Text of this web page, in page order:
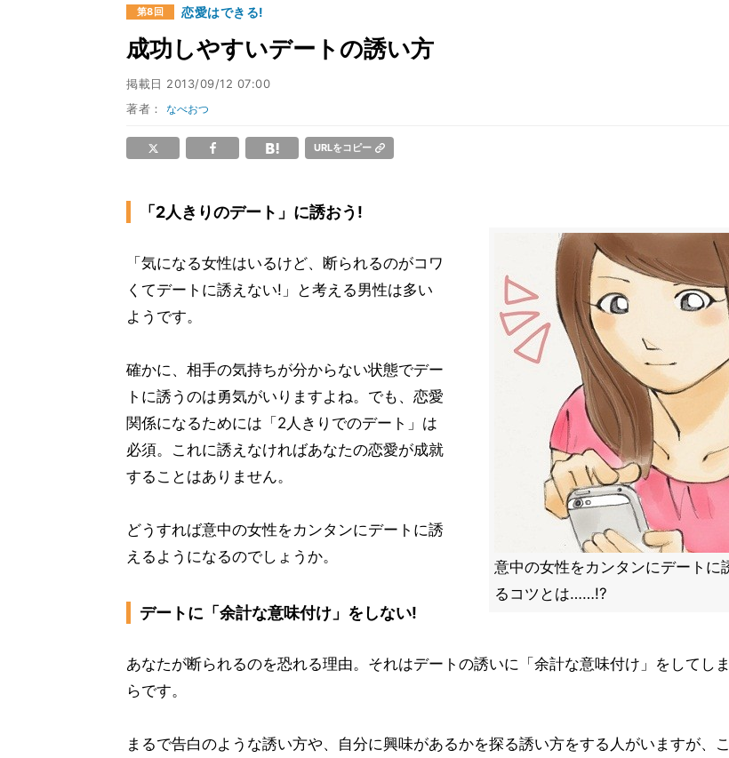
第8回 恋愛はできる!
成功しやすいデートの誘い方
掲載日 2013/09/12 07:00
著者：なべおつ
URLをコピー
意中の女性をカンタンにデートに
るコツとは……!?
「2人きりのデート」に誘おう!
「気になる女性はいるけど、断られるのがコワ
くてデートに誘えない!」と考える男性は多い
ようです。
確かに、相手の気持ちが分からない状態でデー
トに誘うのは勇気がいりますよね。でも、恋愛
関係になるためには「2人きりでのデート」は
必須。これに誘えなければあなたの恋愛が成就
することはありません。
どうすれば意中の女性をカンタンにデートに誘
えるようになるのでしょうか。
デートに「余計な意味付け」をしない!
あなたが断られるのを恐れる理由。それはデートの誘いに「余計な意味付け」をしてし
らです。
まるで告白のような誘い方や、自分に興味があるかを探る誘い方をする人がいますが、